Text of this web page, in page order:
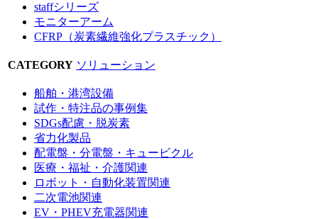
staffシリーズ
モニターアーム
CFRP（炭素繊維強化プラスチック）
CATEGORY ソリューション
船舶・港湾設備
試作・特注品の事例集
SDGs配慮・脱炭素
省力化製品
配電盤・分電盤・キュービクル
医療・福祉・介護関連
ロボット・自動化装置関連
二次電池関連
EV・PHEV充電器関連